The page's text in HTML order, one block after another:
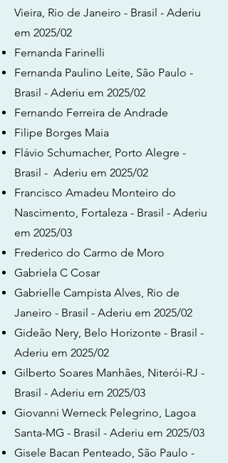
Vieira, Rio de Janeiro - Brasil - Aderiu
em 2025/02
Fernanda Farinelli
Fernanda Paulino Leite, São Paulo -
Brasil - Aderiu em 2025/02
Fernando Ferreira de Andrade
Filipe Borges Maia
Flávio Schumacher, Porto Alegre -
Brasil - Aderiu em 2025/02
Francisco Amadeu Monteiro do
Nascimento, Fortaleza - Brasil - Aderiu
em 2025/03
Frederico do Carmo de Moro
Gabriela C Cosar
Gabrielle Campista Alves, Rio de
Janeiro - Brasil - Aderiu em 2025/02
Gideão Nery, Belo Horizonte - Brasil -
Aderiu em 2025/02
Gilberto Soares Manhães, Niterói-RJ -
Brasil - Aderiu em 2025/03
Giovanni Werneck Pelegrino, Lagoa
Santa-MG - Brasil - Aderiu em 2025/03
Gisele Bacan Penteado, São Paulo -